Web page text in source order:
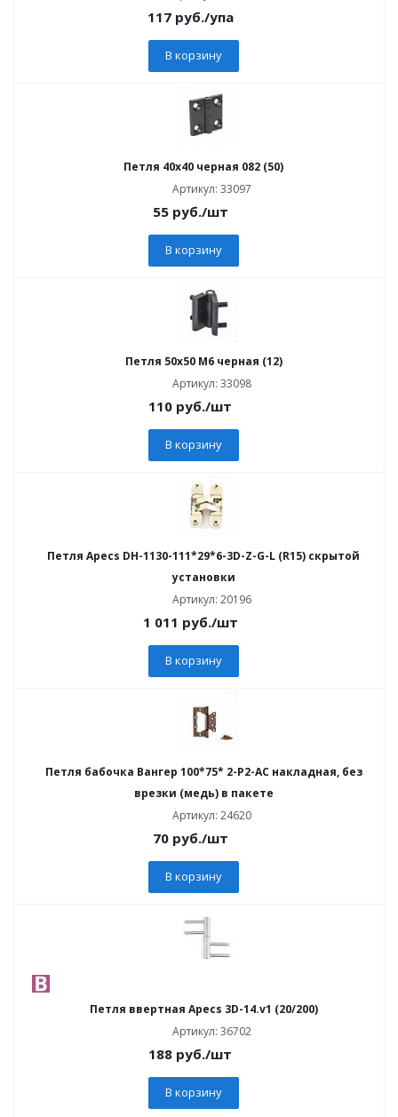
117руб./упа
В корзину
Петля 40х40 черная 082 (50)
Артикул: 33097
55руб./шт
В корзину
Петля 50х50 M6 черная (12)
Артикул: 33098
110 руб./шт
В корзину
Петля Apecs DH-1130-111*29*6-3D-Z-G-L (R15) скрытой
установки
Артикул: 20196
1 011 руб./шт
В корзину
Петля бабочка Вангер 100*75* 2-P2-AC накладная, без
врезки (медь) в пакете
Артикул: 24620
70руб./шт
В корзину
Петля ввертная Apecs 3D-14.v1 (20/200)
Артикул: 36702
188 руб./шт
В корзину